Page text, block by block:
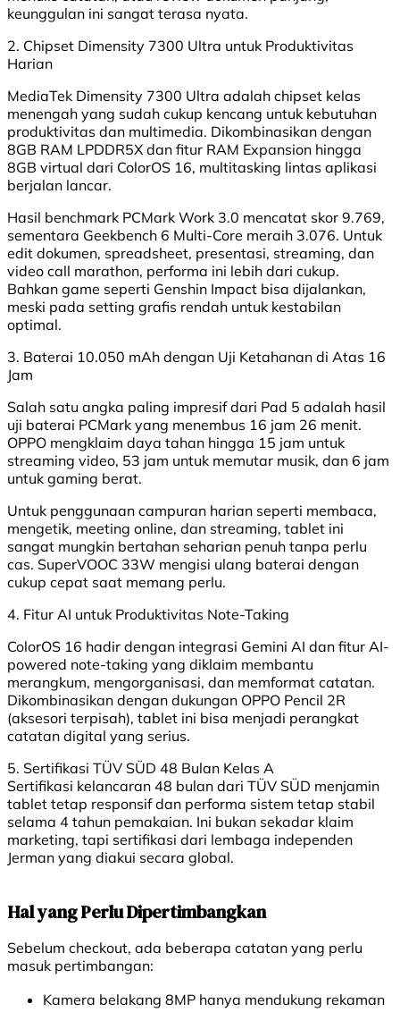
keunggulan ini sangat terasa nyata.
2. Chipset Dimensity 7300 Ultra untuk Produktivitas
Harian
MediaTek Dimensity 7300 Ultra adalah chipset kelas
menengah yang sudah cukup kencang untuk kebutuhan
produktivitas dan multimedia. Dikombinasikan dengan
8GB RAM LPDDR5X dan fitur RAM Expansion hingga
8GB virtual dari ColorOS 16, multitasking lintas aplikasi
berjalan lancar.
Hasil benchmark PCMark Work 3.0 mencatat skor 9.769,
sementara Geekbench 6 Multi-Core meraih 3.076. Untuk
edit dokumen, spreadsheet, presentasi, streaming, dan
video call marathon, performa ini lebih dari cukup.
Bahkan game seperti Genshin Impact bisa dijalankan,
meski pada setting grafis rendah untuk kestabilan
optimal.
3. Baterai 10.050 mAh dengan Uji Ketahanan di Atas 16
Jam
Salah satu angka paling impresif dari Pad 5 adalah hasil
uji baterai PCMark yang menembus 16 jam 26 menit.
OPPO mengklaim daya tahan hingga 15 jam untuk
streaming video, 53 jam untuk memutar musik, dan 6 jam
untuk gaming berat.
Untuk penggunaan campuran harian seperti membaca,
mengetik, meeting online, dan streaming, tablet ini
sangat mungkin bertahan seharian penuh tanpa perlu
cas. SuperVOOC 33W mengisi ulang baterai dengan
cukup cepat saat memang perlu.
4. Fitur AI untuk Produktivitas Note-Taking
ColorOS 16 hadir dengan integrasi Gemini AI dan fitur AI-
powered note-taking yang diklaim membantu
merangkum, mengorganisasi, dan memformat catatan.
Dikombinasikan dengan dukungan OPPO Pencil 2R
(aksesori terpisah), tablet ini bisa menjadi perangkat
catatan digital yang serius.
5. Sertifikasi TÜV SÜD 48 Bulan Kelas A
Sertifikasi kelancaran 48 bulan dari TÜV SÜD menjamin
tablet tetap responsif dan performa sistem tetap stabil
selama 4 tahun pemakaian. Ini bukan sekadar klaim
marketing, tapi sertifikasi dari lembaga independen
Jerman yang diakui secara global.
Hal yang Perlu Dipertimbangkan
Sebelum checkout, ada beberapa catatan yang perlu
masuk pertimbangan:
Kamera belakang 8MP hanya mendukung rekaman